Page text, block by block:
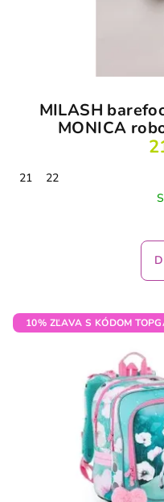
MILASH
MONICA
21
22
10% ZĽAVA S KÓDOM